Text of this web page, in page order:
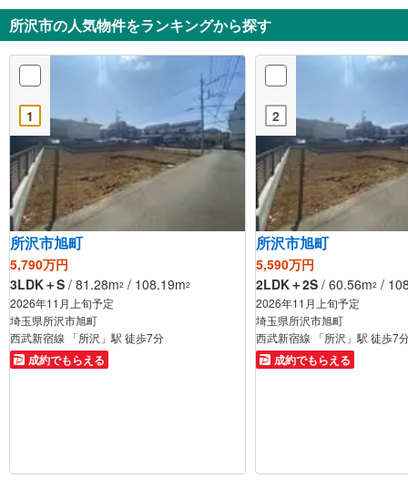
所沢市の人気物件をランキングから探す
1
所沢市旭町
5,790万円
3LDK＋S / 81.28m2 / 108.19m2
2026年11月上旬予定
埼玉県所沢市旭町
西武新宿線 「所沢」駅 徒歩7分
成約でもらえる
2
所沢市旭町
5,590万円
2LDK＋2S / 60.56m2 /
2026年11月上旬予定
埼玉県所沢市旭町
西武新宿線 「所沢」駅 徒歩7
成約でもらえる